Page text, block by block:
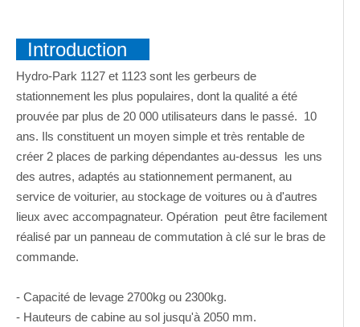
Introduction
Hydro-Park 1127 et 1123 sont les gerbeurs de
stationnement les plus populaires, dont la qualité a été
prouvée par plus de 20 000 utilisateurs dans le passé. 10
ans. Ils constituent un moyen simple et très rentable de
créer 2 places de parking dépendantes au-dessus les uns
des autres, adaptés au stationnement permanent, au
service de voiturier, au stockage de voitures ou à d'autres
lieux avec accompagnateur. Opération peut être facilement
réalisé par un panneau de commutation à clé sur le bras de
commande.
- Capacité de levage 2700kg ou 2300kg.
- Hauteurs de cabine au sol jusqu'à 2050 mm.